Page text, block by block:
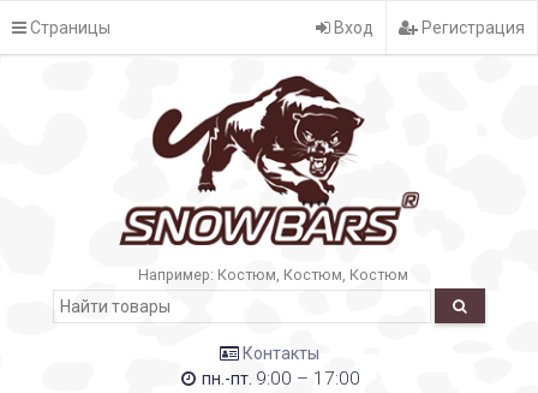
Страницы Вход Регистрация
Например: Костюм Костюм Костюм
Контакты
пн.-пт. 9:00 – 17:00